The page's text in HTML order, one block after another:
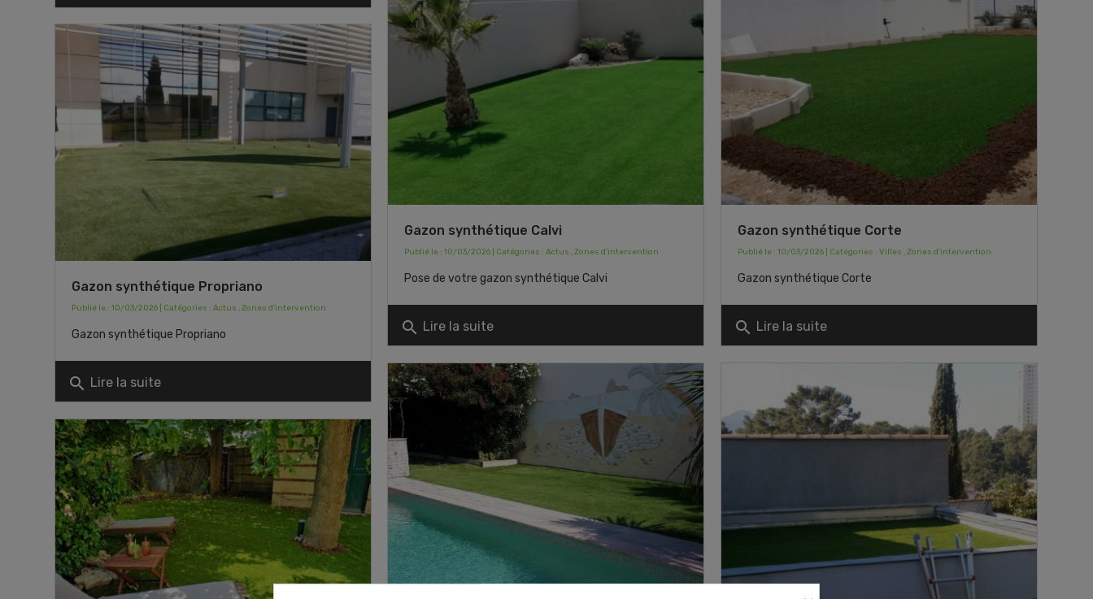
Gazon synthétique Calvi
Publié le : 10/03/2026 | Catégories : Actus ,Zones d'intervention
Pose de votre gazon synthétique Calvi
search Lire la suite
Gazon synthétique Corte
Publié le : 10/03/2026 | Catégories : Villes ,Zones d'intervention
Gazon synthétique Corte
search Lire la suite
Gazon synthétique Propriano
Publié le : 10/03/2026 | Catégories : Actus ,Zones d'intervention
Gazon synthétique Propriano
search Lire la suite